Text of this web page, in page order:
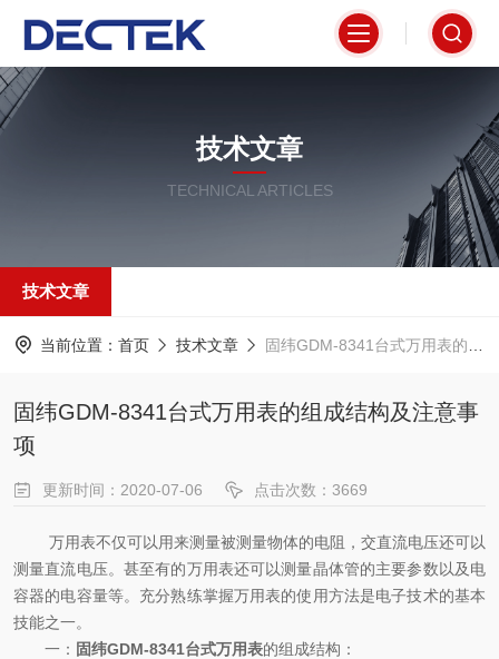
技术文章
TECHNICAL ARTICLES
技术文章
当前位置： 首页 技术文章 固纬GDM-8341台式万用表的组成结构及注意事项
固纬GDM-8341台式万用表的组成结构及注意事
项
更新时间：2020-07-06 点击次数：3669
万用表不仅可以用来测量被测量物体的电阻，交直流电压还可以
测量直流电压。甚至有的万用表还可以测量晶体管的主要参数以及电
容器的电容量等。充分熟练掌握万用表的使用方法是电子技术的基本
技能之一。
一： 固纬GDM-8341台式万用表的组成结构：